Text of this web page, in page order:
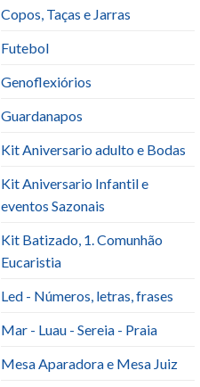
Copos, Taças e Jarras
Futebol
Genoflexiórios
Guardanapos
Kit Aniversario adulto e Bodas
Kit Aniversario Infantil e
eventos Sazonais
Kit Batizado, 1. Comunhão
Eucaristia
Led - Números, letras, frases
Mar - Luau - Sereia - Praia
Mesa Aparadora e Mesa Juiz
Mesa Madeira Iluminada